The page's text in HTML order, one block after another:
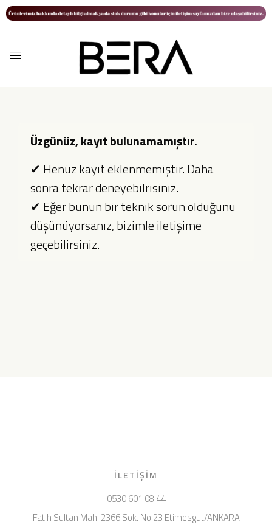
Üzgünüz, kayıt bulunamamıştır.
✔ Henüz kayıt eklenmemiştir. Daha
sonra tekrar deneyebilrisiniz.
✔ Eğer bunun bir teknik sorun olduğunu
düşünüyorsanız, bizimle iletişime
geçebilirsiniz.
İLETIŞIM
0530 601 08 44
Fatih Sultan Mah. 2366 Sok. No:23 Etimesgut/ANKARA